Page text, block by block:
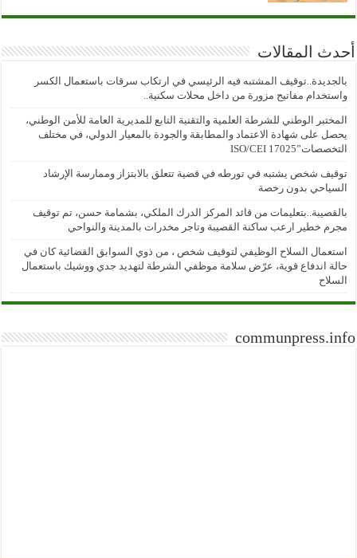
أحدث المقالات
بالجديدة..توقيف المشتبه فيه الرئيسي في ارتكاب سرقات باستعمال الكسر
واستخدام مفاتيح مزورة من داخل محلات سكنية..
المختبر الوطني للشرطة العلمية والتقنية التابع للمديرية العامة للأمن الوطني،
يحصل على شهادة الاعتماد والمطابقة والجودة بالمعيار الدولي، في مختلف
التخصصات”ISO/CEI 17025
توقيف شخص يشتبه في تورطه في قضية تتعلق بالابتزاز وممارسة الإرشاد
السياحي بدون رخصة
بالقصيبة..بتعليمات من قائد المركز الدرك الملكي، بشمامة حسن، تم توقيف
مجرم خطير ارعب ساكنة القصيبة وتاجر مخدرات بالمدينة والنواحي
استعمال السلاح الوظيفي لتوقيف شخص ، من ذوي السوابق القضائية كان في
حالة اندفاع قوية، عرّض سلامة موظفي الشرطة لتهديد جدي ووشيك باستعمال
السلاح
communpress.info